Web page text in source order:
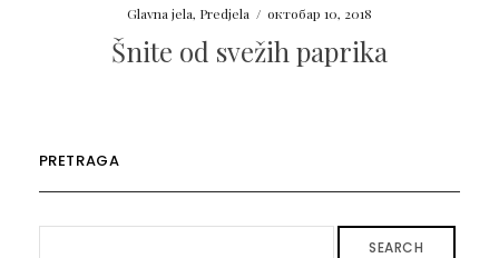
Glavna jela, Predjela / октобар 10, 2018
Šnite od svežih paprika
PRETRAGA
SEARCH